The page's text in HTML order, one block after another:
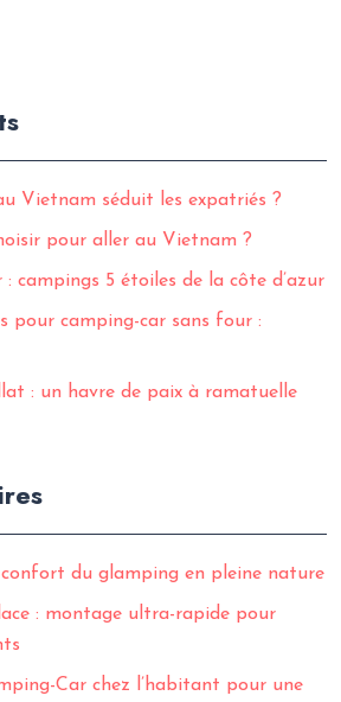
Vietnam séduit les expatriés ?
pour aller au Vietnam ?
: campings 5 étoiles de la côte d’azur
pour camping-car sans four :
: un havre de paix à ramatuelle
confort du glamping en pleine nature
: montage ultra-rapide pour
Car chez l’habitant pour une